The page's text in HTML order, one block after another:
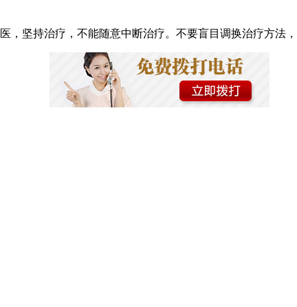
，坚持治疗，不能随意中断治疗。不要盲目调换治疗方法，